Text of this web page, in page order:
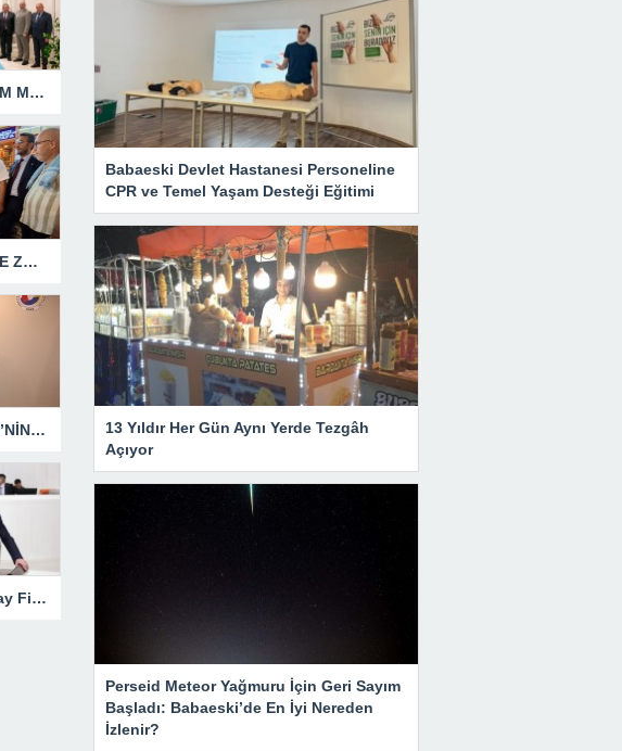
ANKARA’DA YATIRIM MESAİSİ
FATİH ERBAKAN İLE ZORTUL EDİRNE’DE BULUŞTU
“TRAKYA SANAYİSİ’NİN GELECEĞİNİ DİJİTAL VE YEŞİL DÖNÜŞÜMLE BİRLİKTE ŞEKİLLENDİRECEĞİZ”
Gündoğdu: “Buğday Fiyatı Çiftçiyi Yok Sayıyor”
Babaeski Devlet Hastanesi Personeline
CPR ve Temel Yaşam Desteği Eğitimi
13 Yıldır Her Gün Aynı Yerde Tezgâh
Açıyor
Perseid Meteor Yağmuru İçin Geri Sayım
Başladı: Babaeski’de En İyi Nereden
İzlenir?